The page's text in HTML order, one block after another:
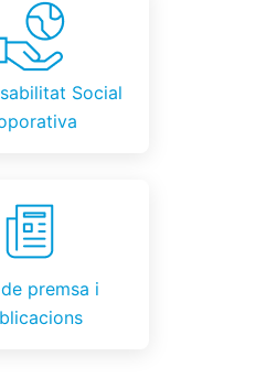
Social
premsa i